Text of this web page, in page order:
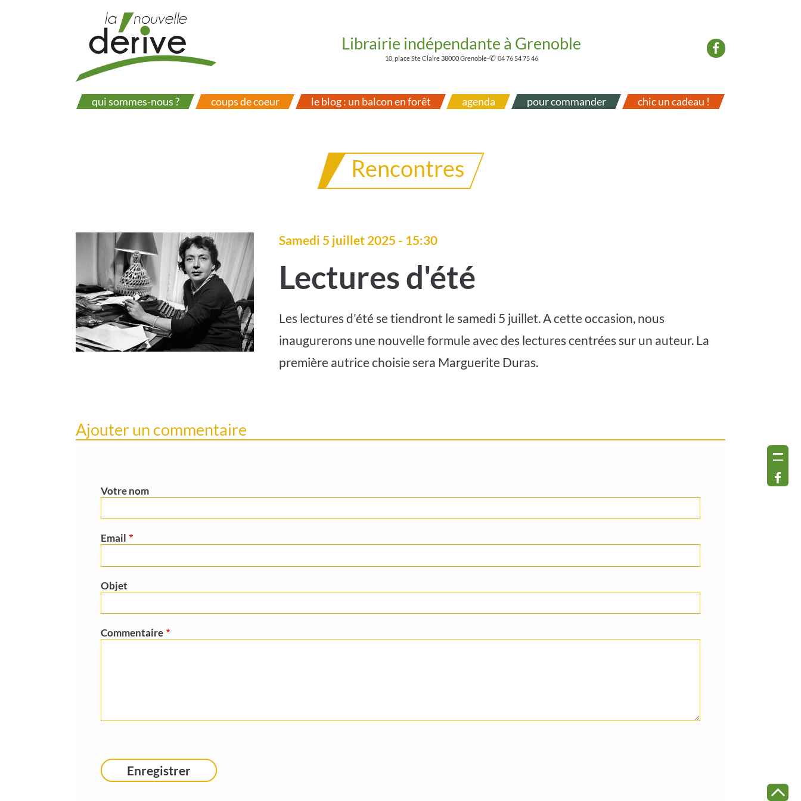
Librairie indépendante à Grenoble
10, place Ste Claire 38000 Grenoble-✆ 04 76 54 75 46
qui sommes-nous ? coups de coeur le blog : un balcon en forêt agenda pour commander chic un cadeau !
Rencontres
Samedi 5 juillet 2025 - 15:30
Lectures d'été
Les lectures d'été se tiendront le samedi 5 juillet. A cette occasion, nous
inaugurerons une nouvelle formule avec des lectures centrées sur un auteur. La
première autrice choisie sera Marguerite Duras.
Ajouter un commentaire
Votre nom
Email
Objet
Commentaire